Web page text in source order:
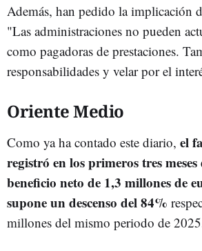
Además, han pedido la implicación
"Las administraciones no pueden
como pagadoras de prestaciones.
responsabilidades y velar por el
Oriente Medio
Como ya ha contado este diario, el
registró en los primeros tres
beneficio neto de 1,3 millones de
supone un descenso del 84%
millones del mismo periodo de